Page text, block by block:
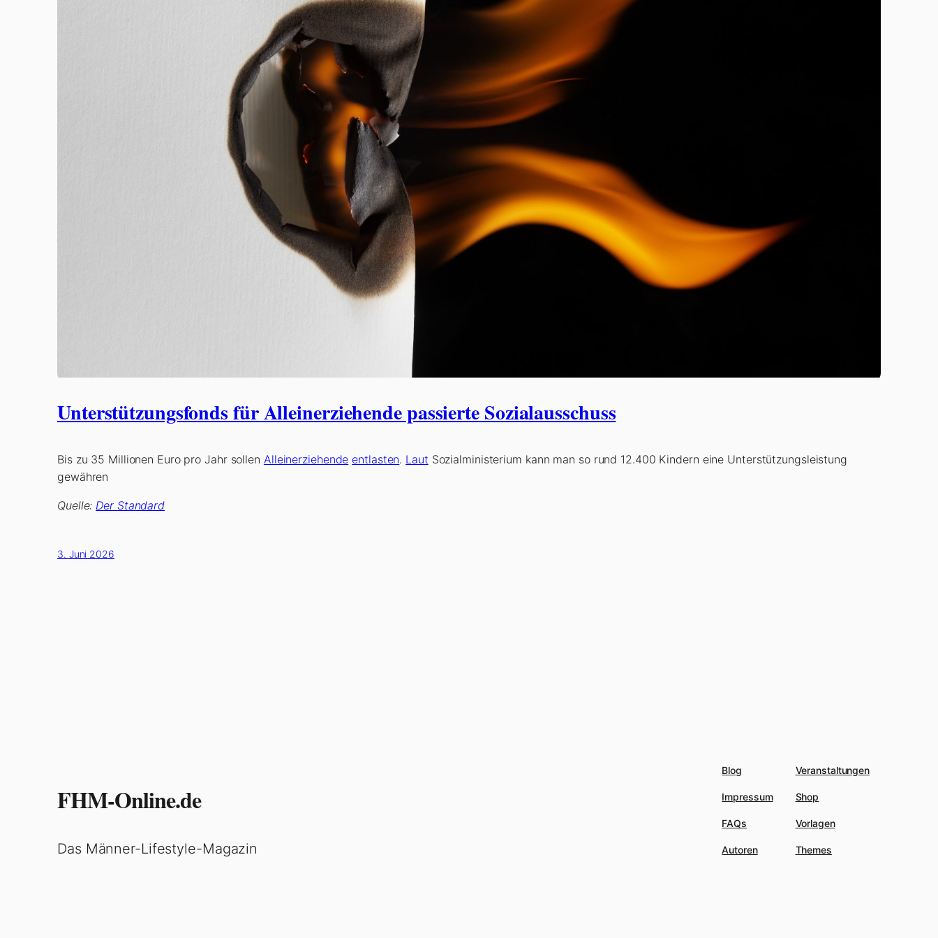
Unterstützungsfonds für Alleinerziehende passierte Sozialausschuss
Bis zu 35 Millionen Euro pro Jahr sollen Alleinerziehende entlasten. Laut Sozialministerium kann man so rund 12.400 Kindern eine Unterstützungsleistung
gewähren
Quelle:Der Standard
3. Juni 2026
FHM-Online.de
Das Männer-Lifestyle-Magazin
Blog
Impressum
FAQs
Autoren
Veranstaltungen
Shop
Vorlagen
Themes